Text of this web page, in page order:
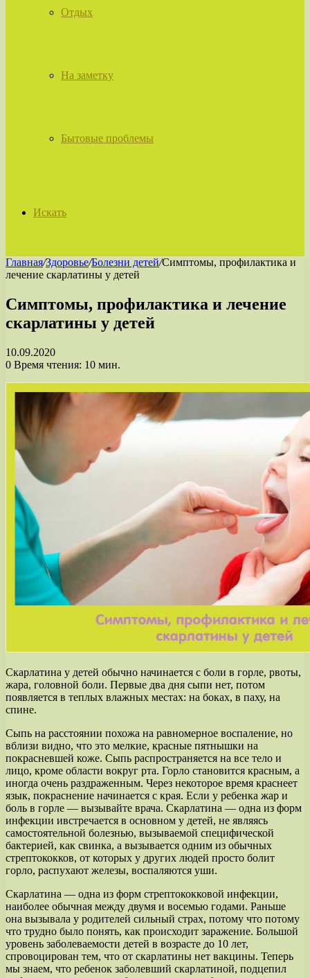
Отдых
На заметку
Бытовые проблемы
Искать
Главная/Здоровье/Болезни детей/Симптомы, профилактика и
лечение скарлатины у детей
Симптомы, профилактика и лечение
скарлатины у детей
10.09.2020
0 Время чтения: 10 мин.
Скарлатина у детей обычно начинается с боли в горле, рвоты,
жара, головной боли. Первые два дня сыпи нет, потом
появляется в теплых влажных местах: на боках, в паху, на
спине.
Сыпь на расстоянии похожа на равномерное воспаление, но
вблизи видно, что это мелкие, красные пятнышки на
покрасневшей коже. Сыпь распространяется на все тело и
лицо, кроме области вокруг рта. Горло становится красным, а
иногда очень раздраженным. Через некоторое время краснеет
язык, покраснение начинается с края. Если у ребенка жар и
боль в горле — вызывайте врача. Скарлатина — одна из форм
инфекции ивстречается в основном у детей, не являясь
самостоятельной болезнью, вызываемой специфической
бактерией, как свинка, а вызывается одним из обычных
стрептококков, от которых у других людей просто болит
горло, распухают железы, воспаляются уши.
Скарлатина — одна из форм стрептококковой инфекции,
наиболее обычная между двумя и восемью годами. Раньше
она вызывала у родителей сильный страх, потому что потому
что трудно было понять, как происходит заражение. Большой
уровень заболеваемости детей в возрасте до 10 лет,
спровоцирован тем, что от скарлатины нет вакцины. Теперь
мы знаем, что ребенок заболевший скарлатиной, подцепил